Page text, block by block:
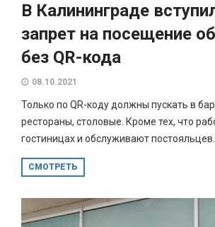
В Калининграде
запрет на посещение
без QR-кода
08.10.2021
Только по QR-коду должны пускать в
рестораны, столовые. Кроме тех, что
гостиницах и обслуживают постояльцев.
СМОТРЕТЬ